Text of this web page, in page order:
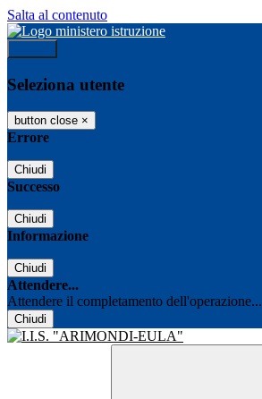
Salta al contenuto
Seleziona utente
button close ×
Errore
Chiudi
Successo
Chiudi
Informazione
Chiudi
Attendere...
Attendere il completamento dell'operazione...
Chiudi